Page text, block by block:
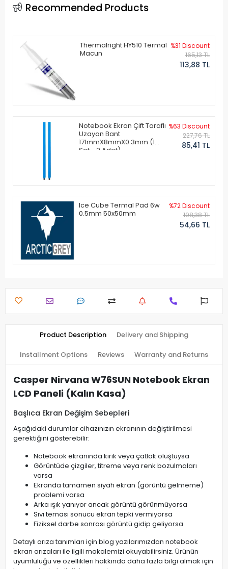
Recommended Products
Thermalright HY510 Termal
Macun
%31 Discount
165,13 TL
113,88 TL
Notebook Ekran Çift Taraflı
Uzayan Bant
171mmX8mmX0.3mm (1
Set - 2 Adet)
%63 Discount
227,76 TL
85,41 TL
Ice Cube Termal Pad 6w
0.5mm 50x50mm
%72 Discount
198,38 TL
54,66 TL
Product Description Delivery and Shipping
Installment Options Reviews Warranty and Returns
Casper Nirvana W76SUN Notebook Ekran
LCD Paneli (Kalın Kasa)
Başlıca Ekran Değişim Sebepleri
Aşağıdaki durumlar cihazınızın ekranının değiştirilmesi
gerektiğini gösterebilir:
Notebook ekranında kırık veya çatlak oluştuysa
Görüntüde çizgiler, titreme veya renk bozulmaları
varsa
Ekranda tamamen siyah ekran (görüntü gelmeme)
problemi varsa
Arka ışık yanıyor ancak görüntü görünmüyorsa
Sıvı teması sonucu ekran tepki vermiyorsa
Fiziksel darbe sonrası görüntü gidip geliyorsa
Detaylı arıza tanımları için blog yazılarımızdan notebook
ekran arızaları ile ilgili makalemizi okuyabilirsiniz. Ürünün
uyumluluğu ve özellikleri hakkında daha fazla bilgi almak için